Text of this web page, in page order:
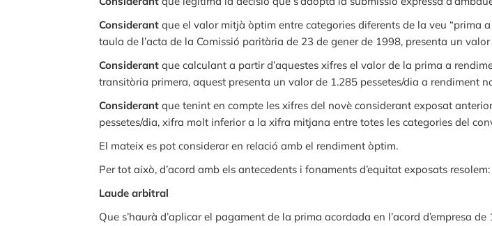
Considerant que el valor mitjà òptim entre categories diferents de la veu
taula de l’acta de la Comissió paritària de 23 de gener de 1998, presenta un
Considerant que calculant a partir d’aquestes xifres el valor de la prima a
transitòria primera, aquest presenta un valor de 1.285 pessetes/dia a rendiment
Considerant que tenint en compte les xifres del novè considerant exposat
pessetes/dia, xifra molt inferior a la xifra mitjana entre totes les categories del
El mateix es pot considerar en relació amb el rendiment òptim.
Per tot això, d’acord amb els antecedents i fonaments d’equitat exposats resolem:
Laude arbitral
Que s’haurà d’aplicar el pagament de la prima acordada en l’acord d’empresa